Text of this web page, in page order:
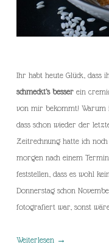
Ihr habt heute Glück,
schmeckt’s besser ein
von mir bekommt! Warum
dass schon wieder der
Zeitrechnung hatte ich
morgen nach einem
feststellen, dass es wohl
Donnerstag schon
fotografiert war, sonst
Weiterlesen →